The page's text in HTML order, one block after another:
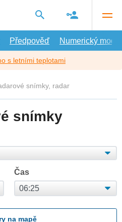
Předpověď Numerický model
s letními teplotami
snímky, radar
snímky
Čas
na mapě